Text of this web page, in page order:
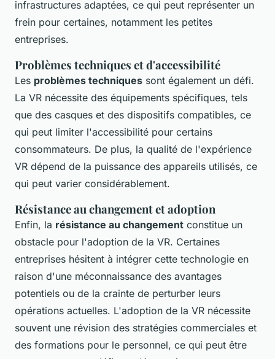
infrastructures adaptées, ce qui peut représenter un
frein pour certaines, notamment les petites
entreprises.
Problèmes techniques et d'accessibilité
Les problèmes techniques sont également un défi.
La VR nécessite des équipements spécifiques, tels
que des casques et des dispositifs compatibles, ce
qui peut limiter l'accessibilité pour certains
consommateurs. De plus, la qualité de l'expérience
VR dépend de la puissance des appareils utilisés, ce
qui peut varier considérablement.
Résistance au changement et adoption
Enfin, la résistance au changement constitue un
obstacle pour l'adoption de la VR. Certaines
entreprises hésitent à intégrer cette technologie en
raison d'une méconnaissance des avantages
potentiels ou de la crainte de perturber leurs
opérations actuelles. L'adoption de la VR nécessite
souvent une révision des stratégies commerciales et
des formations pour le personnel, ce qui peut être